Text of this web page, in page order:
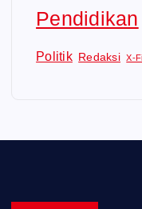
Pendidikan
Politik Redaksi X-